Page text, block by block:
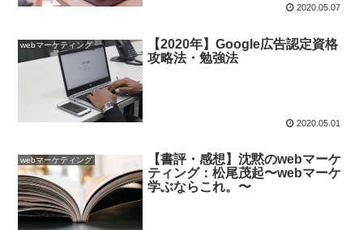
2020.05.07
webマーケティング
【2020年】Google広告認定資格
攻略法・勉強法
2020.05.01
webマーケティング
【書評・感想】沈黙のwebマーケ
ティング：松尾茂起〜webマーケ
学ぶならこれ。〜